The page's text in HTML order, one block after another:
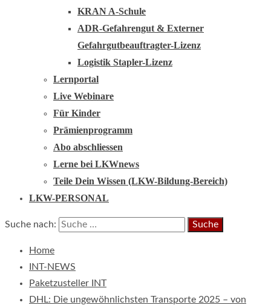
KRAN A-Schule
ADR-Gefahrengut & Externer
Gefahrgutbeauftragter-Lizenz
Logistik Stapler-Lizenz
Lernportal
Live Webinare
Für Kinder
Prämienprogramm
Abo abschliessen
Lerne bei LKWnews
Teile Dein Wissen (LKW-Bildung-Bereich)
LKW-PERSONAL
Suche nach:
Home
INT-NEWS
Paketzusteller INT
DHL: Die ungewöhnlichsten Transporte 2025 – von